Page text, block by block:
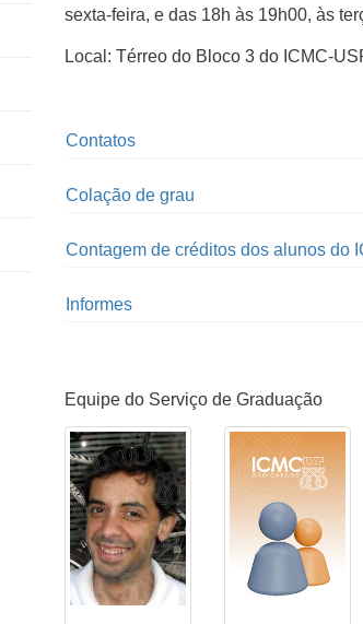
sexta-feira, e das 18h às 19h00, às
Local: Térreo do Bloco 3 do ICMC-
Contatos
Colação de grau
Contagem de créditos dos alunos do
Informes
Equipe do Serviço de Graduação